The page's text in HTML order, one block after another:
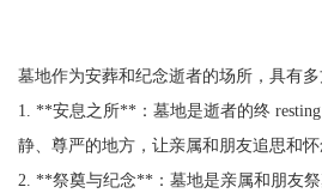
墓地作为安葬和纪念逝者的场所，具有多
1. **安息之所**：墓地是逝者的终
静、尊严的地方，让亲属和朋友追思和怀
2. **祭奠与纪念**：墓地是亲属和朋友